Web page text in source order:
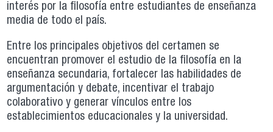
interés por la filosofía entre estudiantes de enseñanza
media de todo el país.
Entre los principales objetivos del certamen se
encuentran promover el estudio de la filosofía en la
enseñanza secundaria, fortalecer las habilidades de
argumentación y debate, incentivar el trabajo
colaborativo y generar vínculos entre los
establecimientos educacionales y la universidad.